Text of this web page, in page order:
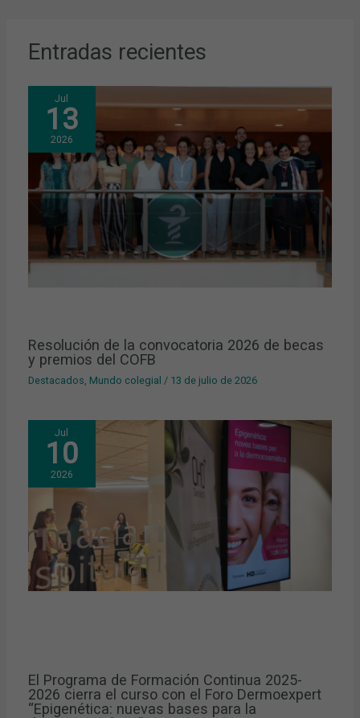
Entradas recientes
Jul
13
2026
Resolución de la convocatoria 2026 de becas
y premios del COFB
Destacados Mundo colegial / 13 de julio de 2026
Jul
10
2026
El Programa de Formación Continua 2025-
2026 cierra el curso con el Foro Dermoexpert
“Epigenética: nuevas bases para la